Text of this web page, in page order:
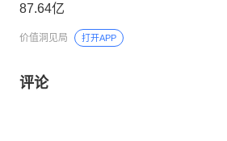
87.64亿
价值洞见局 打开APP
评论